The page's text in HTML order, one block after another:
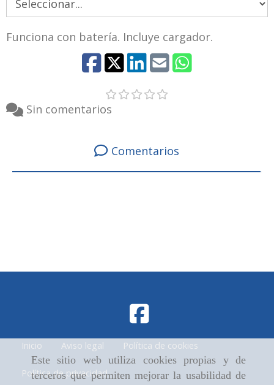
Este sitio web utiliza cookies propias y de
terceros que permiten mejorar la usabilidad de
Funciona con batería. Incluye cargador.
Sin comentarios
Comentarios
Inicio Aviso legal Política de cookies
Política de privacidad